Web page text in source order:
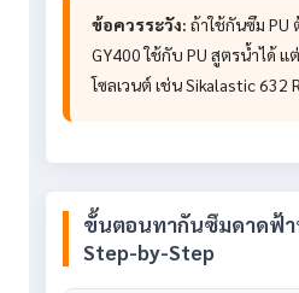
ข้อควรระวัง: ถ้าใช้กันซึม PU
GY400 ใช้กับ PU สูตรน้ำได้ แ
โซลเวนต์ เช่น Sikalastic 632 R
ขั้นตอนทากันซึมดาดฟ้า
Step-by-Step